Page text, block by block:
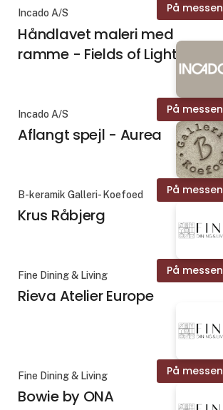
På messen
Incado A/S
Håndlavet maleri med
ramme - Fields of Light
På messen
Incado A/S
Aflangt spejl - Aurea
På messen
B-keramik Galleri- Koefoed
Krus Råbjerg
På messen
Fine Dining & Living
Rieva Atelier Europe
På messen
Fine Dining & Living
Bowie by ONA